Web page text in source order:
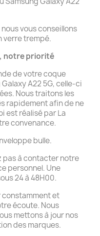
vous conseillons
verre trempé.
notre priorité
de votre coque
A22 5G, celle-ci
Nous traitons les
rapidement afin de ne
est réalisé par La
convenance.
bulle.
pas à contacter notre
personnel. Une
24 à 48H00.
constamment et
écoute. Nous
mettons à jour nos
des marques.